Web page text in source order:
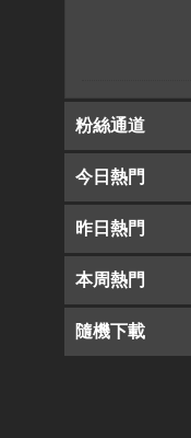
粉絲通道
今日熱門
昨日熱門
本周熱門
隨機下載